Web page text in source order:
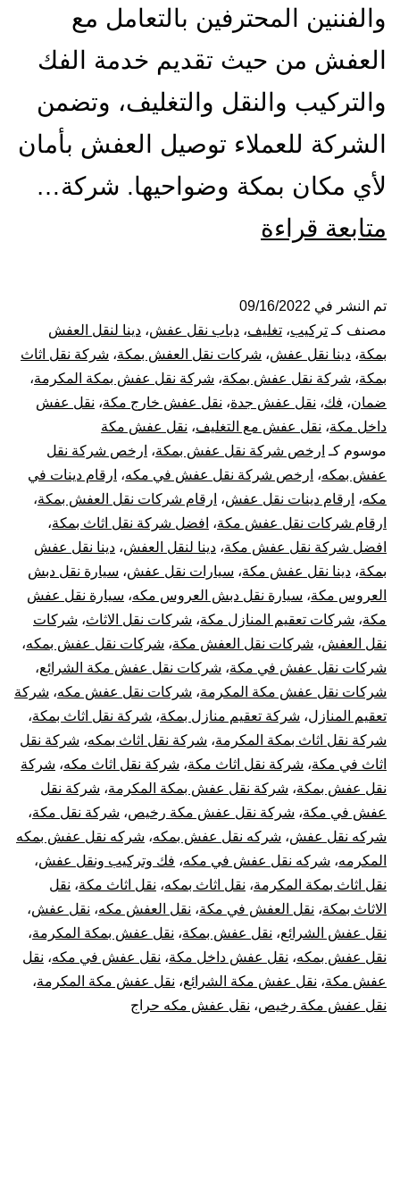
والفننين المحترفين بالتعامل مع
العفش من حيث تقديم خدمة الفك
والتركيب والنقل والتغليف، وتضمن
الشركة للعملاء توصيل العفش بأمان
لأي مكان بمكة وضواحيها. شركة…
متابعة قراءة
عفش
بمكة
المكرمة
الشرائع
مع
الفك
والتركيب
والتغليف
والضمان
تم النشر في 09/16/2022
مصنف كـ تركيب، تغليف، دباب نقل عفش، دينا لنقل العفش
بمكة، دينا نقل عفش، شركات نقل العفش بمكة، شركة نقل اثاث
بمكة، شركة نقل عفش بمكة، شركة نقل عفش بمكة المكرمة،
ضمان، فك، نقل عفش جدة، نقل عفش خارج مكة، نقل عفش
داخل مكة، نقل عفش مع التغليف، نقل عفش مكة
موسوم كـ ارخص شركة نقل عفش بمكة، ارخص شركة نقل
عفش بمكه، ارخص شركة نقل عفش في مكه، ارقام دينات في
مكه، ارقام دينات نقل عفش، ارقام شركات نقل العفش بمكة،
ارقام شركات نقل عفش مكة، افضل شركة نقل اثاث بمكة،
افضل شركة نقل عفش مكة، دينا لنقل العفش، دينا نقل عفش
بمكة، دينا نقل عفش مكة، سيارات نقل عفش، سيارة نقل دبش
العروس مكة، سيارة نقل دبش العروس مكه، سيارة نقل عفش
مكة، شركات تعقيم المنازل مكة، شركات نقل الاثاث، شركات
نقل العفش، شركات نقل العفش مكة، شركات نقل عفش بمكه،
شركات نقل عفش في مكة، شركات نقل عفش مكة الشرائع،
شركات نقل عفش مكة المكرمة، شركات نقل عفش مكه، شركة
تعقيم المنازل، شركة تعقيم منازل بمكة، شركة نقل اثاث بمكة،
شركة نقل اثاث بمكة المكرمة، شركة نقل اثاث بمكه، شركة نقل
اثاث في مكة، شركة نقل اثاث مكة، شركة نقل اثاث مكه، شركة
نقل عفش بمكة، شركة نقل عفش بمكة المكرمة، شركة نقل
عفش في مكة، شركة نقل عفش مكة رخيص، شركة نقل مكة،
شركه نقل عفش، شركه نقل عفش بمكه، شركه نقل عفش بمكه
المكرمه، شركه نقل عفش في مكه، فك وتركيب ونقل عفش،
نقل اثاث بمكة المكرمة، نقل اثاث بمكه، نقل اثاث مكة، نقل
الاثاث بمكة، نقل العفش في مكة، نقل العفش مكه، نقل عفش،
نقل عفش الشرائع، نقل عفش بمكة، نقل عفش بمكة المكرمة،
نقل عفش بمكه، نقل عفش داخل مكة، نقل عفش في مكه، نقل
عفش مكة، نقل عفش مكة الشرائع، نقل عفش مكة المكرمة،
نقل عفش مكة رخيص، نقل عفش مكه حراج